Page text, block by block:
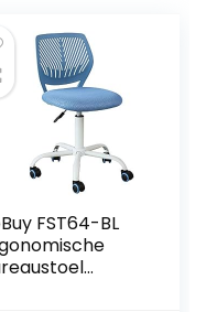
FST64-BL